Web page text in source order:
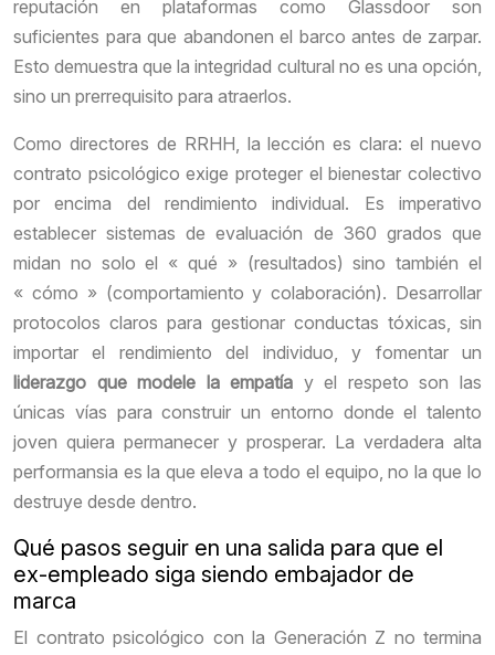
reputación en plataformas como Glassdoor son
suficientes para que abandonen el barco antes de zarpar.
Esto demuestra que la integridad cultural no es una opción,
sino un prerrequisito para atraerlos.
Como directores de RRHH, la lección es clara: el nuevo
contrato psicológico exige proteger el bienestar colectivo
por encima del rendimiento individual. Es imperativo
establecer sistemas de evaluación de 360 grados que
midan no solo el « qué » (resultados) sino también el
« cómo » (comportamiento y colaboración). Desarrollar
protocolos claros para gestionar conductas tóxicas, sin
importar el rendimiento del individuo, y fomentar un
liderazgo que modele la empatía y el respeto son las
únicas vías para construir un entorno donde el talento
joven quiera permanecer y prosperar. La verdadera alta
performansia es la que eleva a todo el equipo, no la que lo
destruye desde dentro.
Qué pasos seguir en una salida para que el
ex-empleado siga siendo embajador de
marca
El contrato psicológico con la Generación Z no termina